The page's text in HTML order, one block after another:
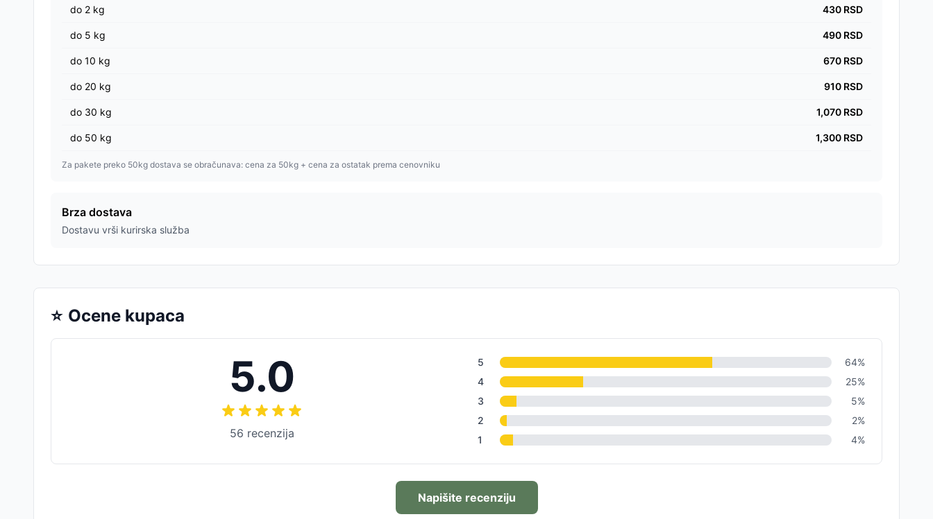
do 2 kg 430 RSD
do 5 kg 490 RSD
do 10 kg 670 RSD
do 20 kg 910 RSD
do 30 kg 1,070 RSD
do 50 kg 1,300 RSD
Za pakete preko 50kg dostava se obračunava: cena za 50kg + cena za ostatak prema cenovniku
Brza dostava
Dostavu vrši kurirska služba
⭐ Ocene kupaca
5.0
56 recenzija
5 64%
4
25%
3
5%
2
2%
1
4%
Napišite recenziju